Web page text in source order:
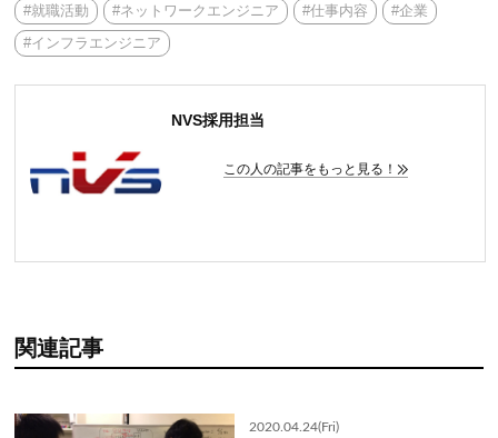
#就職活動 #ネットワークエンジニア #仕事内容
#企業
#インフラエンジニア
NVS採用担当
この人の記事をもっと見る！
関連記事
2020.04.24(Fri)